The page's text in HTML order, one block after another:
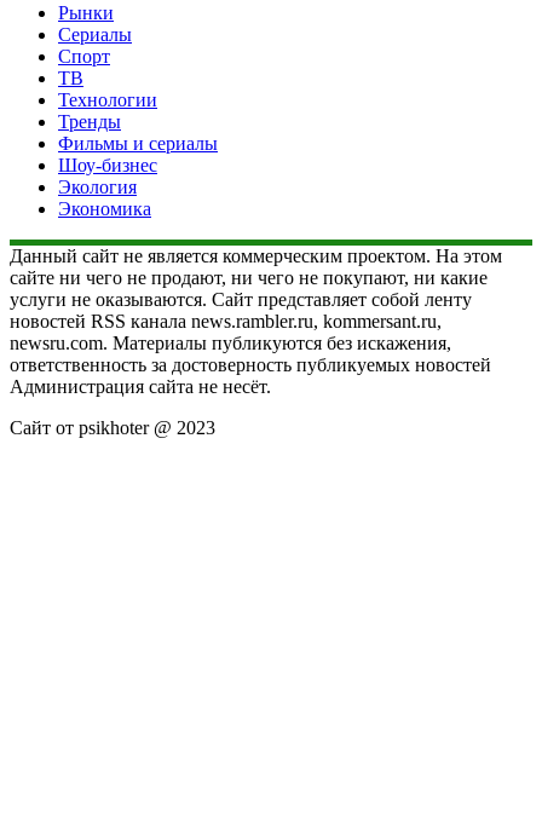
Рынки
Сериалы
Спорт
ТВ
Технологии
Тренды
Фильмы и сериалы
Шоу-бизнес
Экология
Экономика
Данный сайт не является коммерческим проектом. На этом
сайте ни чего не продают, ни чего не покупают, ни какие
услуги не оказываются. Сайт представляет собой ленту
новостей RSS канала news.rambler.ru, kommersant.ru,
newsru.com. Материалы публикуются без искажения,
ответственность за достоверность публикуемых новостей
Администрация сайта не несёт.
Сайт от psikhoter @ 2023